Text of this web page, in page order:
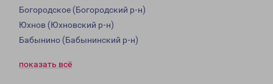
Богородское (Богородский р-н)
Юхнов (Юхновский р-н)
Бабынино (Бабынинский р-н)
показать всё